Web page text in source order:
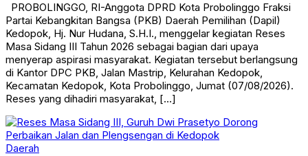
PROBOLINGGO, RI-Anggota DPRD Kota Probolinggo Fraksi
Partai Kebangkitan Bangsa (PKB) Daerah Pemilihan (Dapil)
Kedopok, Hj. Nur Hudana, S.H.I., menggelar kegiatan Reses
Masa Sidang III Tahun 2026 sebagai bagian dari upaya
menyerap aspirasi masyarakat. Kegiatan tersebut berlangsung
di Kantor DPC PKB, Jalan Mastrip, Kelurahan Kedopok,
Kecamatan Kedopok, Kota Probolinggo, Jumat (07/08/2026).
Reses yang dihadiri masyarakat, […]
Daerah